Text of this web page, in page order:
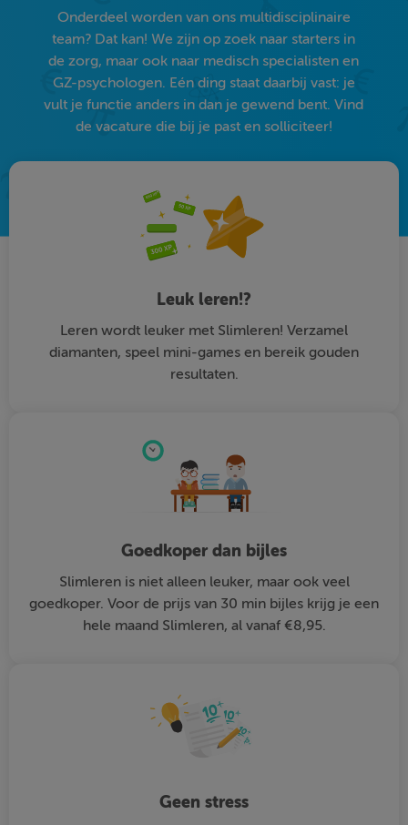
Onderdeel worden van ons multidisciplinaire
team? Dat kan! We zijn op zoek naar starters in
de zorg, maar ook naar medisch specialisten en
GZ-psychologen. Eén ding staat daarbij vast: je
vult je functie anders in dan je gewend bent. Vind
de vacature die bij je past en solliciteer!
Leuk leren!?
Leren wordt leuker met Slimleren! Verzamel
diamanten, speel mini-games en bereik gouden
resultaten.
Goedkoper dan bijles
Slimleren is niet alleen leuker, maar ook veel
goedkoper. Voor de prijs van 30 min bijles krijg je een
hele maand Slimleren, al vanaf €8,95.
Geen stress